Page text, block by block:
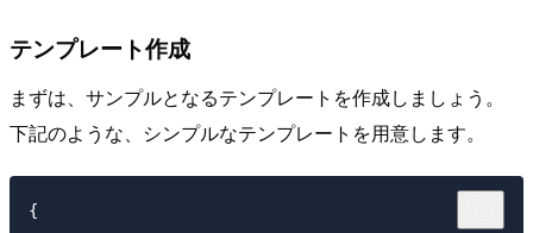
テンプレート作成
まずは、サンプルとなるテンプレートを作成しましょう。
下記のような、シンプルなテンプレートを用意します。
{